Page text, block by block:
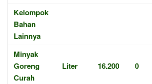
Kelompok
Bahan
Lainnya
Minyak
Goreng
Curah
Liter 16.200 0